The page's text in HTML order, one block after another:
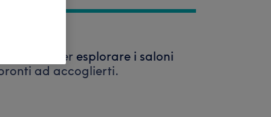
ricerca per esplorare i saloni
ad accoglierti.